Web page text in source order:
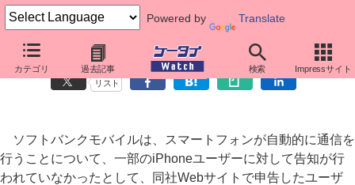
Powered by Translate
カテゴリ 過去記事 検索 Impressサイト
ソフトバンク、「スマートフォン自動送信の告知」でお詫び
リスト
ソフトバンクモバイルは、スマートフォンが自動的に通信を
行うことについて、一部のiPhoneユーザーに対して告知が行
われていなかったとして、同社Webサイトで申告したユーザ